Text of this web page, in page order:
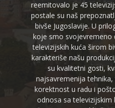
reemitovalo je 45
postale su naš
bivše Jugoslavije. U
koje smo svojevremeno
televizijskih kuća širom
karakteriše našu
su kvalitetni gosti,
najsavremenija
korektnost u radu i
odnosa sa televizijskim